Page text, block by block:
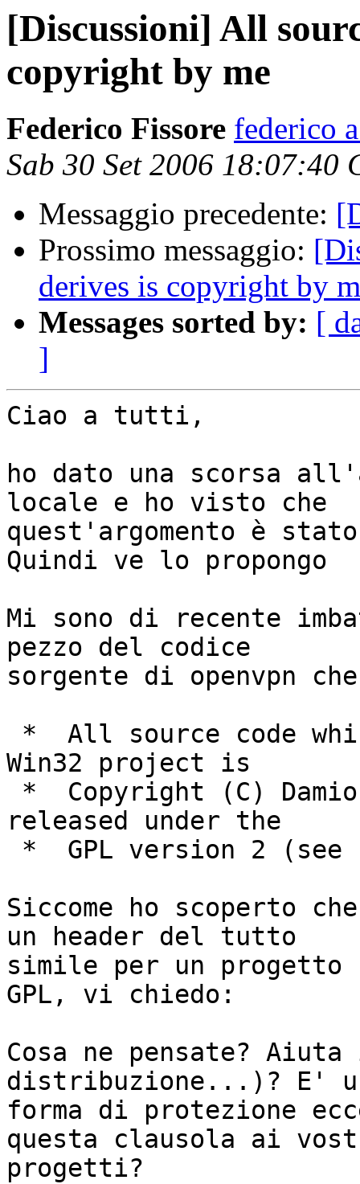
[Discussioni] All
copyright by me
Federico Fissore federico
Sab 30 Set 2006 18:07:40
Messaggio precedente:
Prossimo messaggio:
derives is copyright by
Messages sorted by: [
]
Ciao a tutti,
ho dato una scorsa
locale e ho visto che
quest'argomento è
Quindi ve lo propongo
Mi sono di recente
pezzo del codice
sorgente di openvpn
Win32 project is
released under the
Siccome ho scoperto
un header del tutto
simile per un
GPL, vi chiedo:
Cosa ne pensate?
distribuzione...)? E'
forma di protezione
questa clausola ai
progetti?